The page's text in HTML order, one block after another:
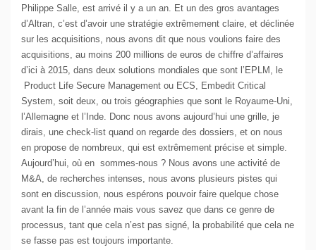
Philippe Salle, est arrivé il y a un an. Et un des gros avantages
d’Altran, c’est d’avoir une stratégie extrêmement claire, et déclinée
sur les acquisitions, nous avons dit que nous voulions faire des
acquisitions, au moins 200 millions de euros de chiffre d’affaires
d’ici à 2015, dans deux solutions mondiales que sont l’EPLM, le
Product Life Secure Management ou ECS, Embedit Critical
System, soit deux, ou trois géographies que sont le Royaume-Uni,
l’Allemagne et l’Inde. Donc nous avons aujourd’hui une grille, je
dirais, une check-list quand on regarde des dossiers, et on nous
en propose de nombreux, qui est extrêmement précise et simple.
Aujourd’hui, où en sommes-nous ? Nous avons une activité de
M&A, de recherches intenses, nous avons plusieurs pistes qui
sont en discussion, nous espérons pouvoir faire quelque chose
avant la fin de l’année mais vous savez que dans ce genre de
processus, tant que cela n’est pas signé, la probabilité que cela ne
se fasse pas est toujours importante.